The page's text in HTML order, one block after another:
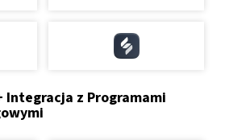
z Programami